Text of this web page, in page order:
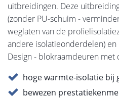
uitbreidingen. Deze
(zonder PU-schuim -
weglaten van de
andere isolatieonderdelen) en
Design - blokraamdeuren met
hoge warmte-isolatie bij
bewezen